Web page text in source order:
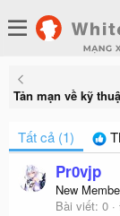
Tất cả (1)
Pr0vjp
New
Bài viết 0